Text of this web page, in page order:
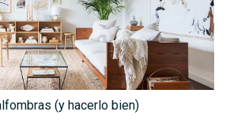
(y hacerlo bien)